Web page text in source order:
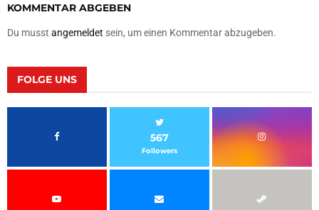
KOMMENTAR ABGEBEN
Du musst angemeldet sein, um einen Kommentar abzugeben.
FOLGE UNS
567
Followers